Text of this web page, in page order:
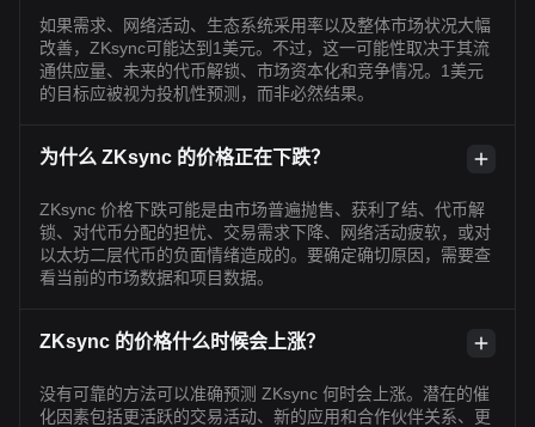
如果需求、网络活动、生态系统采用率以及整体市场状况大幅
改善，ZKsync可能达到1美元。不过，这一可能性取决于其流
通供应量、未来的代币解锁、市场资本化和竞争情况。1美元
的目标应被视为投机性预测，而非必然结果。
为什么 ZKsync 的价格正在下跌？
ZKsync 价格下跌可能是由市场普遍抛售、获利了结、代币解
锁、对代币分配的担忧、交易需求下降、网络活动疲软，或对
以太坊二层代币的负面情绪造成的。要确定确切原因，需要查
看当前的市场数据和项目数据。
ZKsync 的价格什么时候会上涨？
没有可靠的方法可以准确预测 ZKsync 何时会上涨。潜在的催
化因素包括更活跃的交易活动、新的应用和合作伙伴关系、更